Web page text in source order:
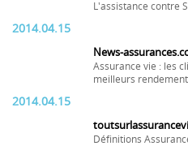
L'assistance contre
2014.04.15
News-
Assurance vie : les
meilleurs
2014.04.15
Définitions